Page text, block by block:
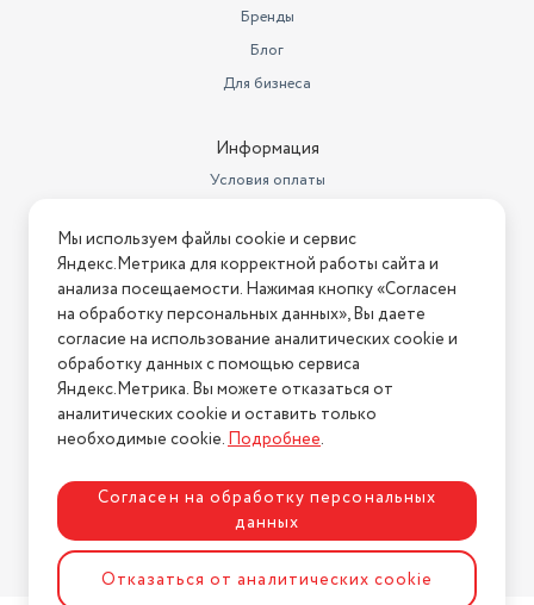
Бренды
Блог
Для бизнеса
Информация
Условия оплаты
Условия возврата
Нашли ошибку на сайте? Напишите нам
2026 © Интернет-магазин "АстМаркет". У нас есть всё!
Политика конфиденциальности
Разработка сайтаASTDESIGN
Мы используем файлы cookie и сервис
Яндекс.Метрика для корректной работы сайта и
анализа посещаемости. Нажимая кнопку «Согласен
на обработку персональных данных», Вы даете
согласие на использование аналитических cookie и
обработку данных с помощью сервиса
Яндекс.Метрика. Вы можете отказаться от
аналитических cookie и оставить только
необходимые cookie.Подробнее.
Согласен на обработку персональных
данных
Отказаться от аналитических cookie